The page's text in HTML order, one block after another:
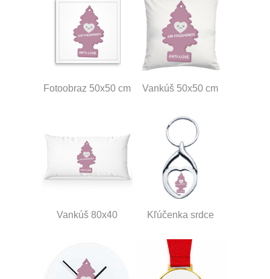
Fotoobraz 50x50 cm Vankúš 50x50 cm
Vankúš 80x40 Kľúčenka srdce